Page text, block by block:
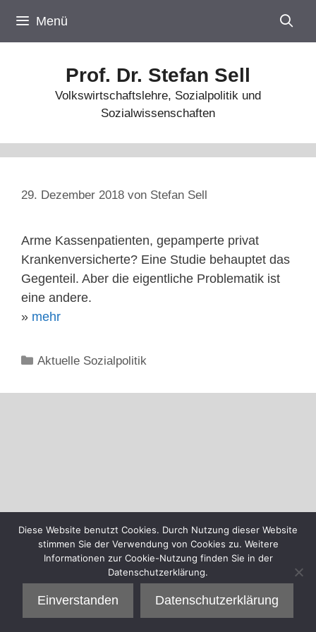
Inhalt
springen
Menü
Prof. Dr. Stefan Sell
Volkswirtschaftslehre, Sozialpolitik und
Sozialwissenschaften
29. Dezember 2018 von Stefan Sell
Arme Kassenpatienten, gepamperte privat
Krankenversicherte? Eine Studie behauptet das
Gegenteil. Aber die eigentliche Problematik ist
eine andere.
» mehr
Kategorien
Aktuelle Sozialpolitik
Diese Website benutzt Cookies. Durch Nutzung dieser Website
stimmen Sie der Verwendung von Cookies zu. Weitere
Informationen zur Cookie-Nutzung finden Sie in der
Datenschutzerklärung.
Einverstanden Datenschutzerklärung